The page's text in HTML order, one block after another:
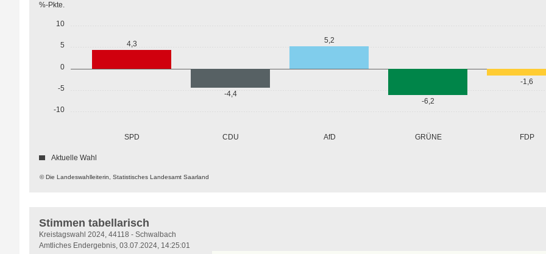
-10
-5
0
5
10
%-Pkte.
SPD CDU AfD GRÜNE FDP
4,3
-4,4
5,2
-6,2
-1,6
© Die Landeswahlleiterin, Statistisches Landesamt Saarland
Aktuelle Wahl
Stimmen tabellarisch
Stimmen
tabellarisch
Kreistagswahl 2024, 44118 - Schwalbach
Amtliches Endergebnis, 03.07.2024, 14:25:01